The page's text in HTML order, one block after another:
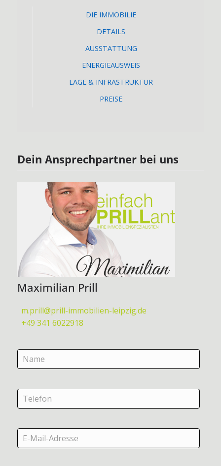
DIE IMMOBILIE
DETAILS
AUSSTATTUNG
ENERGIEAUSWEIS
LAGE & INFRASTRUKTUR
PREISE
Dein Ansprechpartner bei uns
Maximilian Prill
m.prill@prill-immobilien-leipzig.de
+49 341 6022918